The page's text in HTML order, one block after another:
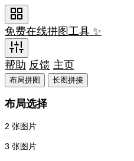
免费在线拼图
一款强大的免费在线拼图工
免费在线拼图工具 ✨
帮助 反馈 主页
布局拼图 长图拼接
布局选择
2 张图片
3 张图片